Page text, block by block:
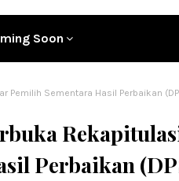
Soon
Sementara Hasil Perbaikan
Perbaikan